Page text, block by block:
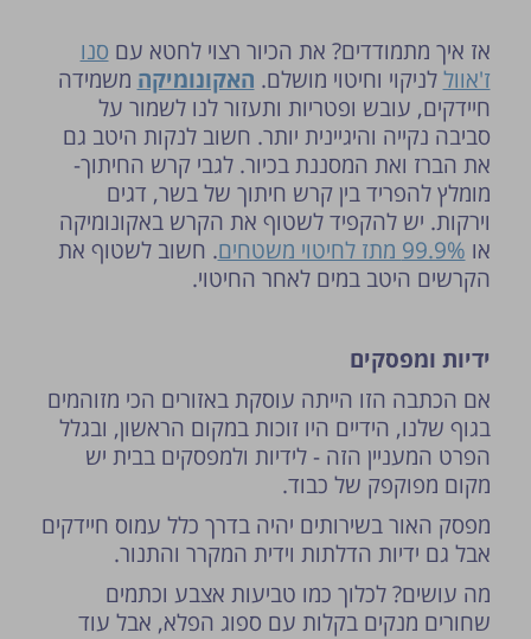
אז איך מתמודדים? את הכיור רצוי לחטא עם סנו
ז'אווללניקוי וחיטוי מושלם. האקונומיקה משמידה
חיידקים, עובש ופטריות ותעזור לנו לשמור על
סביבה נקייה והיגיינית יותר. חשוב לנקות היטב גם
את הברז ואת המסננת בכיור. לגבי קרש החיתוך-
מומלץ להפריד בין קרש חיתוך של בשר, דגים
וירקות. יש להקפיד לשטוף את הקרש באקונומיקה
או 99.9% מתז לחיטוי משטחים
. חשוב לשטוף את
הקרשים היטב במים לאחר החיטוי.
ידיות ומפסקים
אם הכתבה הזו הייתה עוסקת באזורים הכי מזוהמים
בגוף שלנו, הידיים היו זוכות במקום הראשון, ובגלל
הפרט המעניין הזה - לידיות ולמפסקים בבית יש
מקום מפוקפק של כבוד.
מפסק האור בשירותים יהיה בדרך כלל עמוס חיידקים
אבל גם ידיות הדלתות וידית המקרר והתנור.
מה עושים? לכלוך כמו טביעות אצבע וכתמים
שחורים מנקים בקלות עם ספוג הפלא, אבל עוד